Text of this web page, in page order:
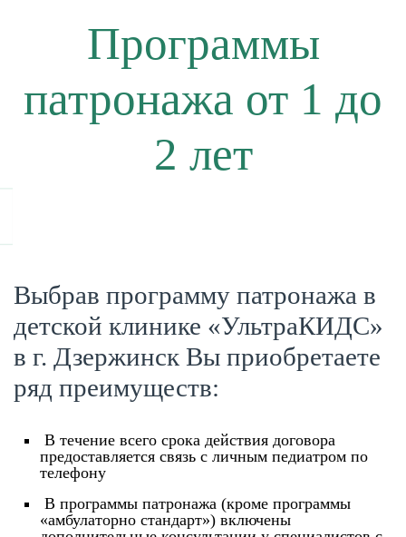
Программы
патронажа от 1 до
2 лет
Выбрав программу патронажа в
детской клинике «УльтраКИДС»
в г. Дзержинск Вы приобретаете
ряд преимуществ:
В течение всего срока действия договора
предоставляется связь с личным педиатром по
телефону
В программы патронажа (кроме программы
«амбулаторно стандарт») включены